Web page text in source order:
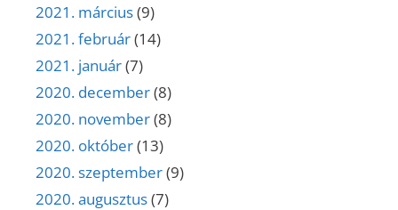
2021. március(9)
2021. február(14)
2021. január(7)
2020. december(8)
2020. november(8)
2020. október(13)
2020. szeptember(9)
2020. augusztus(7)